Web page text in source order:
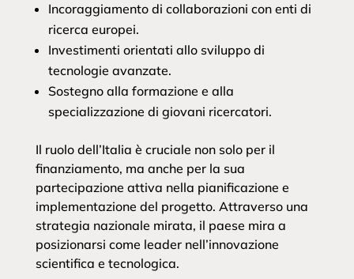
Incoraggiamento di collaborazioni con enti di
ricerca europei.
Investimenti orientati allo sviluppo di
tecnologie avanzate.
Sostegno alla formazione e alla
specializzazione di giovani ricercatori.
Il ruolo dell’Italia è cruciale non solo per il
finanziamento, ma anche per la sua
partecipazione attiva nella pianificazione e
implementazione del progetto. Attraverso una
strategia nazionale mirata, il paese mira a
posizionarsi come leader nell’innovazione
scientifica e tecnologica.